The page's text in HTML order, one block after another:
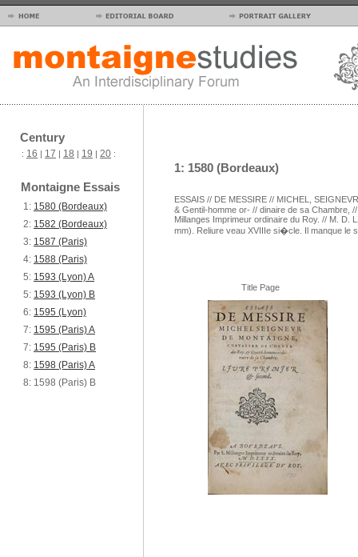
Century
: 16 | 17 | 18 | 19 | 20 :
Montaigne Essais
1: 1580 (Bordeaux)
2: 1582 (Bordeaux)
3: 1587 (Paris)
4: 1588 (Paris)
5: 1593 (Lyon) A
5: 1593 (Lyon) B
6: 1595 (Lyon)
7: 1595 (Paris) A
7: 1595 (Paris) B
8: 1598 (Paris) A
8: 1598 (Paris) B
1: 1580 (Bordeaux)
ESSAIS // DE MESSIRE // MICHEL,
& Gentil-homme or- // dinaire de sa Chambre,
Millanges Imprimeur ordinaire du Roy. // M. D.
mm). Reliure veau XVIIIe si�cle. Il manque le
Title Page